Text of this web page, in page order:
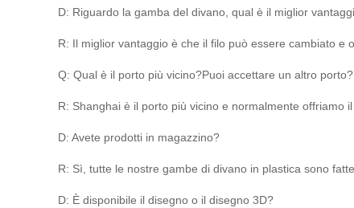
D: Riguardo la gamba del divano, qual è il miglior
R: Il miglior vantaggio è che il filo può essere cambiato e
Q: Qual è il porto più vicino?Puoi accettare un altro porto?
R: Shanghai è il porto più vicino e normalmente offriamo
D: Avete prodotti in magazzino?
R: Sì, tutte le nostre gambe di divano in plastica sono
D: È disponibile il disegno o il disegno 3D?